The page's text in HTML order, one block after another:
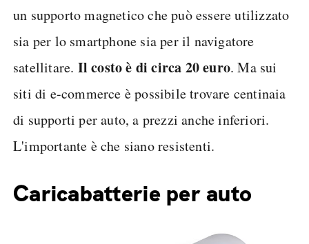
un supporto magnetico che può essere utilizzato
sia per lo smartphone sia per il navigatore
satellitare. Il costo è di circa 20 euro. Ma sui
siti di e-commerce è possibile trovare centinaia
di supporti per auto, a prezzi anche inferiori.
L'importante è che siano resistenti.
Caricabatterie per auto